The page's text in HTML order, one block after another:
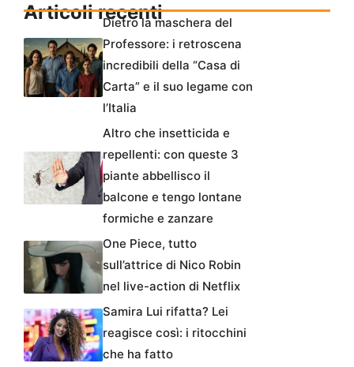
Articoli recentiDietro la maschera del
Professore: i retroscena
incredibili della “Casa di
Carta” e il suo legame con
l’Italia
Altro che insetticida e
repellenti: con queste 3
piante abbellisco il
balcone e tengo lontane
formiche e zanzare
One Piece, tutto
sull’attrice di Nico Robin
nel live-action di Netflix
Samira Lui rifatta? Lei
reagisce così: i ritocchini
che ha fatto